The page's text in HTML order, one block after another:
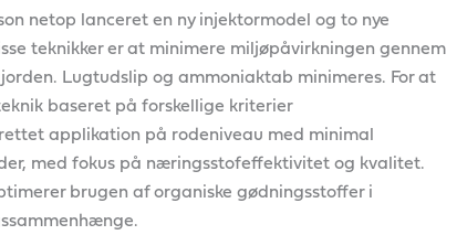
netop lanceret en ny injektormodel og to nye
teknikker er at minimere miljøpåvirkningen gennem
Lugtudslip og ammoniaktab minimeres. For at
baseret på forskellige kriterier
applikation på rodeniveau med minimal
med fokus på næringsstofeffektivitet og kvalitet.
brugen af organiske gødningsstoffer i